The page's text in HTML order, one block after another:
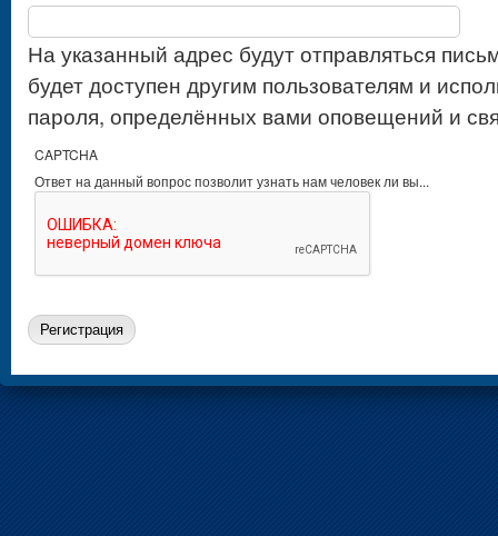
На указанный адрес будут отправляться
будет доступен другим пользователям и
пароля, определённых вами оповещений и
CAPTCHA
Ответ на данный вопрос позволит узнать нам человек ли вы...